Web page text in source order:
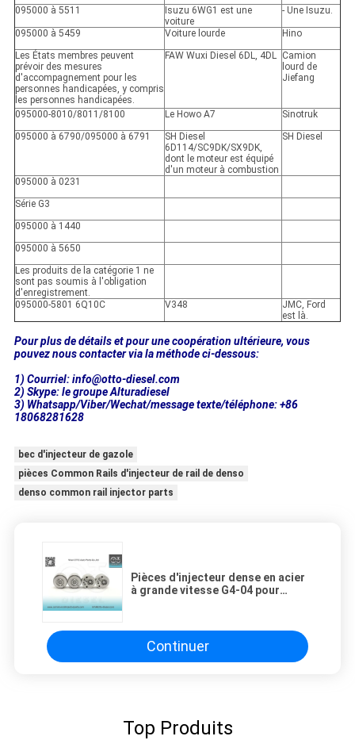
095000 à 5511
Isuzu 6WG1 est une
voiture
- Une Isuzu.
095000 à 5459 Voiture lourde
Hino
Les États membres peuvent
prévoir des mesures
d'accompagnement pour les
personnes handicapées, y compris
les personnes handicapées.
FAW Wuxi Diesel 6DL, 4DL Camion
lourd de
Jiefang
095000-8010/8011/8100 Le Howo A7
Sinotruk
095000 à 6790/095000 à 6791
SH Diesel
6D114/SC9DK/SX9DK,
dont le moteur est équipé
d'un moteur à combustion
SH Diesel
095000 à 0231
Série G3
095000 à 1440
095000 à 5650
Les produits de la catégorie 1 ne
sont pas soumis à l'obligation
d'enregistrement.
095000-5801 6Q10C
V348
JMC, Ford
est là.
Pour plus de détails et pour une coopération ultérieure, vous
pouvez nous contacter via la méthode ci-dessous:
1) Courriel: info@otto-diesel.com
2) Skype: le groupe Alturadiesel
3) Whatsapp/Viber/Wechat/message texte/téléphone: +86
18068281628
bec d'injecteur de gazole
pièces Common Rails d'injecteur de rail de denso
denso common rail injector parts
Pièces d'injecteur dense en acier
à grande vitesse G4-04 pour
Continuer
Top Produits